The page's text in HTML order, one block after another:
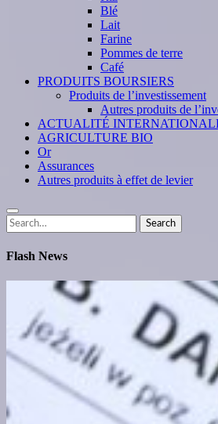
Blé
Lait
Farine
Pommes de terre
Café
PRODUITS BOURSIERS
Produits de l’investissement
Autres produits de
ACTUALITÉ
AGRICULTURE BIO
Or
Assurances
Autres produits à effet de levier
Search
for:
Search
Flash News